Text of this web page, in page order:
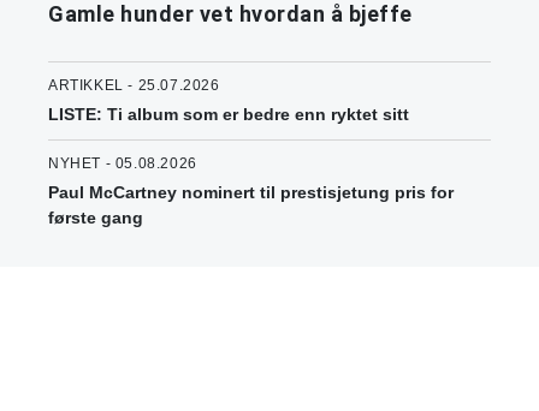
Gamle hunder vet hvordan å bjeffe
ARTIKKEL - 25.07.2026
LISTE: Ti album som er bedre enn ryktet sitt
NYHET - 05.08.2026
Paul McCartney nominert til prestisjetung pris for
første gang